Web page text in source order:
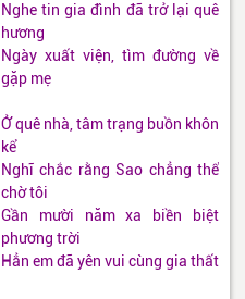
Nghe tin gia đình đã trở lại quê
hương
Ngày xuất viện, tìm đường về
gặp mẹ
Ở quê nhà, tâm trạng buồn khôn
kể
Nghĩ chắc rằng Sao chẳng thể
chờ tôi
Gần mười năm xa biền biệt
phương trời
Hẳn em đã yên vui cùng gia thất